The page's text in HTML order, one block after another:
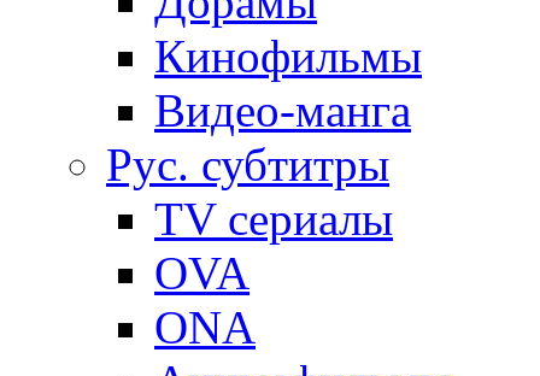
Кинофильмы
Видео-манга
Рус. субтитры
TV сериалы
OVA
ONA